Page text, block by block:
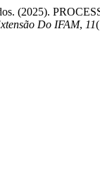
dos. (2025).
Do IFAM, 11